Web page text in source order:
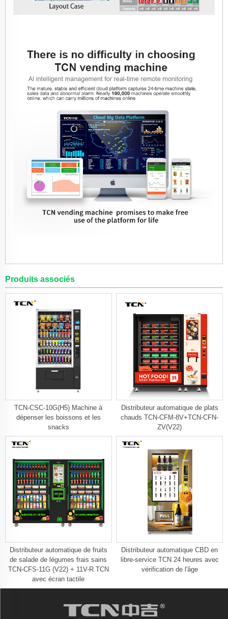
Produits associés
TCN-CSC-10G(H5) Machine à
dépenser les boissons et les
snacks
Distributeur automatique de plats
chauds TCN-CFM-8V+TCN-CFN-
ZV(V22)
Distributeur automatique de fruits
de salade de légumes frais sains
TCN-CFS-11G (V22) + 11V-R TCN
avec écran tactile
Distributeur automatique CBD en
libre-service TCN 24 heures avec
vérification de l'âge